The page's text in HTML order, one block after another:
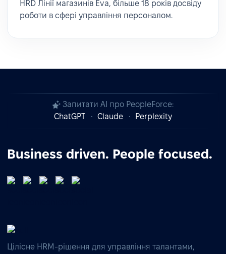
HRD Лінії магазинів Eva, більше 18 років досвіду
роботи в сфері управління персоналом.
Запитати AI про PeopleForce:
ChatGPT
Claude Perplexity
Business driven. People focused.
Цілісне HRM-рішення для управління талантами,